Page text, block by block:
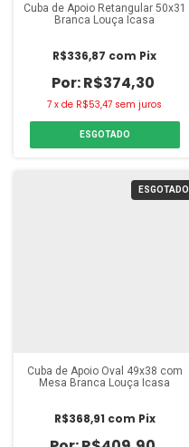
Cuba de Apoio Retangular 50x31
Branca Louça Icasa
R$374,30
R$336,87 com Pix
7 xde R$53,47 sem juros
ESGOTADO
ESGOTADO
Cuba de Apoio Oval 49x38 com
Mesa Branca Louça Icasa
R$368,91 com Pix